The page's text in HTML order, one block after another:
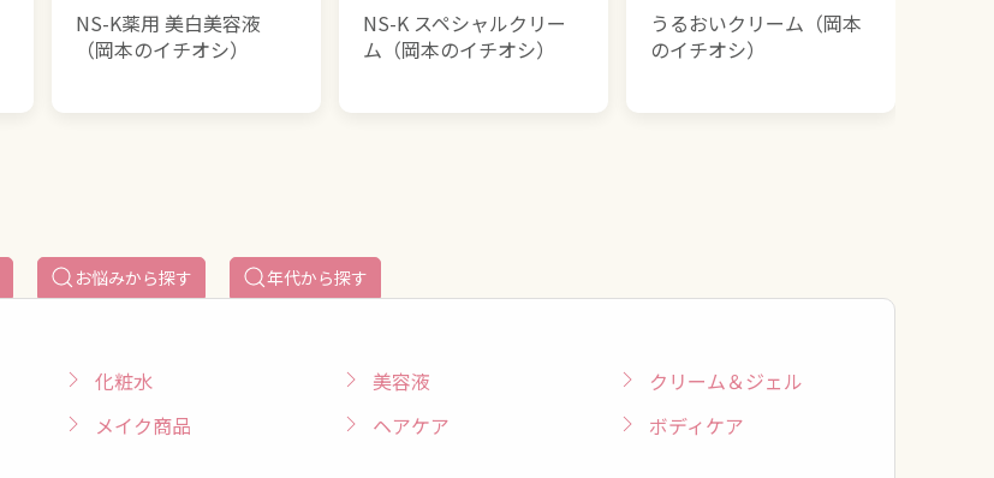
NS-K薬用 美白美容液
（岡本のイチオシ）
NS-K スペシャルクリー
ム（岡本のイチオシ）
うるおいクリーム（岡本
のイチオシ）
お悩みから探す 年代から探す
化粧水 美容液
クリーム＆ジェル
メイク商品 ヘアケア
ボディケア